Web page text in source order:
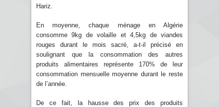
Hariz.
En moyenne, chaque ménage en Algérie
consomme 9kg de volaille et 4,5kg de viandes
rouges durant le mois sacré, a-t-il précisé en
soulignant que la consommation des autres
produits alimentaires représente 170% de leur
consommation mensuelle moyenne durant le reste
de l’année.
De ce fait, la hausse des prix des produits